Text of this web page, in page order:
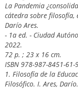
La Pandemia
cátedra sobre filosofía,
Darío Ares.
- 1a ed. - Ciudad
2022.
72 p. ; 23 x 16 cm.
ISBN 978-987-8451-61-
1. Filosofía de la
Filosófico. I. Ares, Darío.